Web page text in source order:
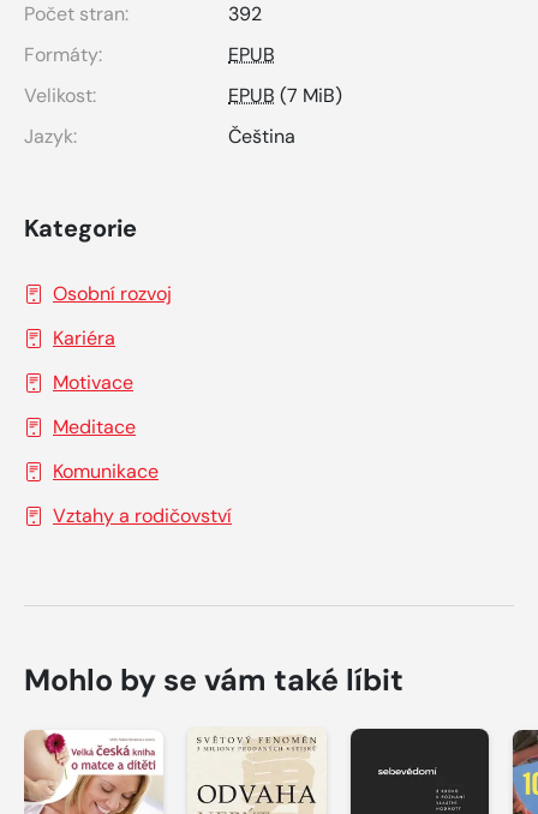
Počet stran:
392
Formáty:
EPUB
Velikost:
EPUB (7 MiB)
Jazyk:
Čeština
Kategorie
Osobní rozvoj
Kariéra
Motivace
Meditace
Komunikace
Vztahy a rodičovství
Mohlo by se vám také líbit